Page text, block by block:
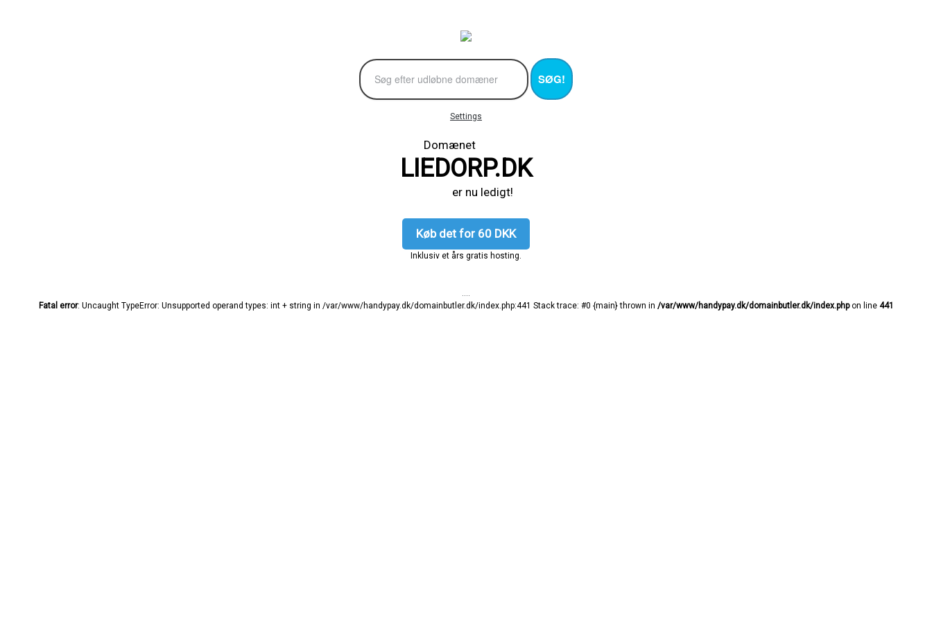
SØG!
Settings
Domænet
LIEDORP.DK
er nu ledigt!
Køb det for 60 DKK
Inklusiv et års gratis hosting.
Fatal error: Uncaught TypeError: Unsupported operand types: int + string in /var/www/handypay.dk/domainbutler.dk/index.php:441 Stack trace: #0 {main} thrown in /var/www/handypay.dk/domainbutler.dk/index.phpon line 441